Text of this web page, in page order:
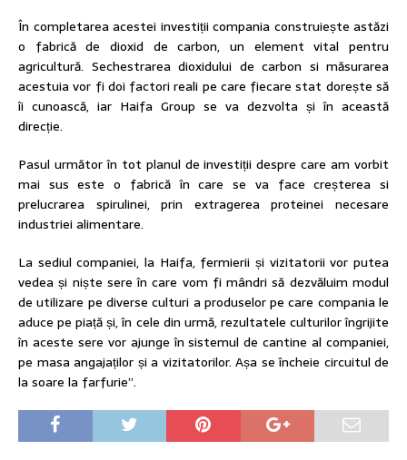
În completarea acestei investiții compania construiește astăzi
o fabrică de dioxid de carbon, un element vital pentru
agricultură. Sechestrarea dioxidului de carbon si măsurarea
acestuia vor fi doi factori reali pe care fiecare stat dorește să
îi cunoască, iar Haifa Group se va dezvolta și în această
direcție.
Pasul următor în tot planul de investiții despre care am vorbit
mai sus este o fabrică în care se va face creșterea si
prelucrarea spirulinei, prin extragerea proteinei necesare
industriei alimentare.
La sediul companiei, la Haifa, fermierii și vizitatorii vor putea
vedea și niște sere în care vom fi mândri să dezvăluim modul
de utilizare pe diverse culturi a produselor pe care compania le
aduce pe piață și, în cele din urmă, rezultatele culturilor îngrijite
în aceste sere vor ajunge în sistemul de cantine al companiei,
pe masa angajaților și a vizitatorilor. Așa se încheie circuitul de
la soare la farfurie”.